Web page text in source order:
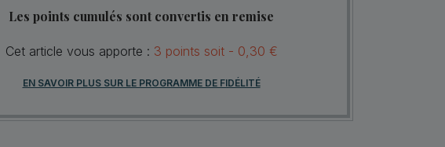
Les points cumulés sont convertis en remise
Cet article vous apporte : 3 points soit - 0,30 €
EN SAVOIR PLUS SUR LE PROGRAMME DE FIDÉLITÉ